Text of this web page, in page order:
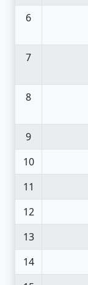
6
7
8
9
10
11
12
13
14